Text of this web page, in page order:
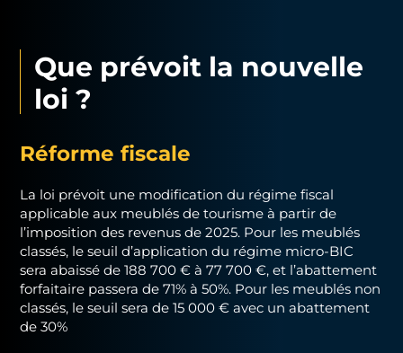
Que prévoit la nouvelle
loi ?
Réforme fiscale
La loi prévoit une modification du régime fiscal
applicable aux meublés de tourisme à partir de
l’imposition des revenus de 2025. Pour les meublés
classés, le seuil d’application du régime micro-BIC
sera abaissé de 188 700 € à 77 700 €, et l’abattement
forfaitaire passera de 71% à 50%. Pour les meublés non
classés, le seuil sera de 15 000 € avec un abattement
de 30%